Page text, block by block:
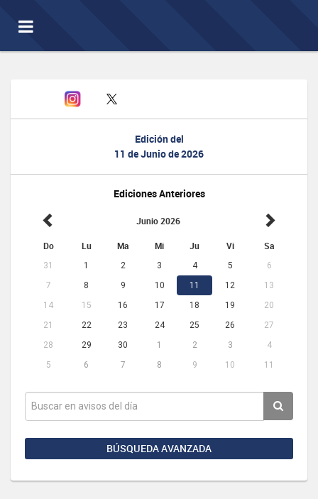
Toggle
navigation
Edición del
11 de Junio de 2026
Ediciones Anteriores
Junio 2026
Do Lu Ma Mi Ju Vi Sa
31 1 2 3 4 5
6
7
8 9 10 11 12
13
14
15 16 17 18 19
20
21
22 23 24 25 26
27
28
29 30 1 2 3
4
5
6 7 8 9 10 11
BÚSQUEDA AVANZADA